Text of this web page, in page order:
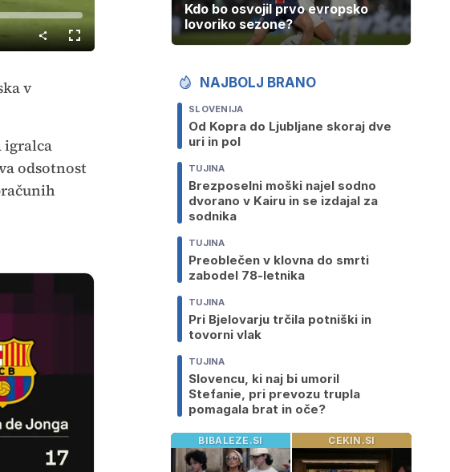
Celozaslonski
način
v
igralca
odsotnost
Kdo bo osvojil prvo evropsko
lovoriko sezone?
NAJBOLJ BRANO
SLOVENIJA
Od Kopra do Ljubljane skoraj dve
uri in pol
TUJINA
Brezposelni moški najel sodno
dvorano v Kairu in se izdajal za
sodnika
TUJINA
Preoblečen v klovna do smrti
zabodel 78-letnika
TUJINA
Pri Bjelovarju trčila potniški in
tovorni vlak
TUJINA
Slovencu, ki naj bi umoril
Stefanie, pri prevozu trupla
pomagala brat in oče?
BIBALEZE.SI CEKIN.SI